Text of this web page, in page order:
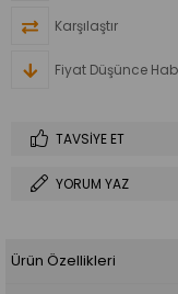
Karşılaştır
Fiyat Düşünce
TAVSIYE ET
YORUM YAZ
Ürün Özellikleri